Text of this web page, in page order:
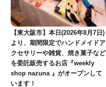
【東大阪市】本日(2026年8月7日)
より、期間限定でハンドメイドア
クセサリーや雑貨、焼き菓子など
を委託販売するお店『weekly
shop nazuna 』がオープンして
います！